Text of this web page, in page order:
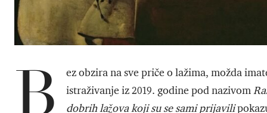
ez obzira na sve priče o lažima, možda
istraživanje iz 2019. godine pod nazivom
dobrih lažova koji su se sami prijavili